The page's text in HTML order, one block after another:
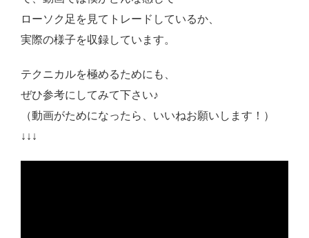
ローソク足を見てトレードしているか、
実際の様子を収録しています。
テクニカルを極めるためにも、
ぜひ参考にしてみて下さい♪
（動画がためになったら、いいねお願いします！）
↓↓↓